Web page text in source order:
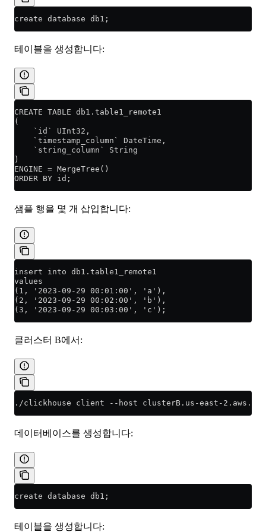
create database db1;
테이블을 생성합니다:
CREATE TABLE db1.table1_remote1
(
    `id` UInt32,
    `timestamp_column` DateTime,
    `string_column` String
)
ENGINE = MergeTree()
ORDER BY id;
샘플 행을 몇 개 삽입합니다:
insert into db1.table1_remote1
values
(1, '2023-09-29 00:01:00', 'a'),
(2, '2023-09-29 00:02:00', 'b'),
(3, '2023-09-29 00:03:00', 'c');
클러스터 B에서:
./clickhouse client --host clusterB.us-east-
데이터베이스를 생성합니다:
create database db1;
테이블을 생성합니다: